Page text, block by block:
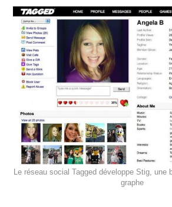
Le réseau social Tagged développe Stig, une
graphe